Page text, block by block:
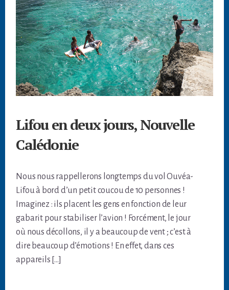
Lifou en deux jours, Nouvelle
Calédonie
Nous nous rappellerons longtemps du vol Ouvéa-
Lifou à bord d’un petit coucou de 10 personnes !
Imaginez : ils placent les gens en fonction de leur
gabarit pour stabiliser l’avion ! Forcément, le jour
où nous décollons, il y a beaucoup de vent ; c’est à
dire beaucoup d’émotions ! En effet, dans ces
appareils […]